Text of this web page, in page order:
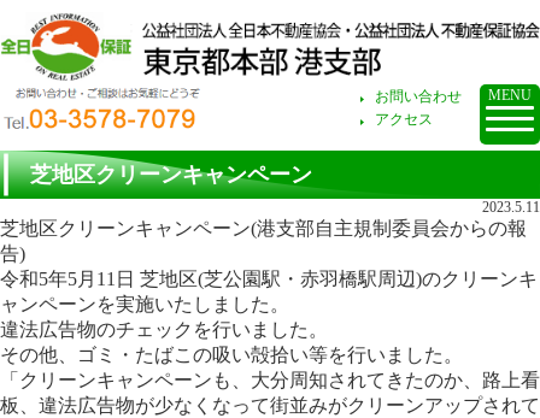
お問い合わせ
MENU
お問い合わせ
アクセス
芝地区クリーンキャンペーン
2023.5.11
芝地区クリーンキャンペーン(港支部自主規制委員会からの報
告)
令和5年5月11日 芝地区(芝公園駅・赤羽橋駅周辺)のクリーンキ
ャンペーンを実施いたしました。
違法広告物のチェックを行いました。
その他、ゴミ・たばこの吸い殻拾い等を行いました。
「クリーンキャンペーンも、大分周知されてきたのか、路上看
板、違法広告物が少なくなって街並みがクリーンアップされて